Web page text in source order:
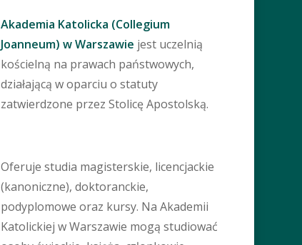
Akademia Katolicka (Collegium
Joanneum) w Warszawie jest uczelnią
kościelną na prawach państwowych,
działającą w oparciu o statuty
zatwierdzone przez Stolicę Apostolską.
Oferuje studia magisterskie, licencjackie
(kanoniczne), doktoranckie,
podyplomowe oraz kursy. Na Akademii
Katolickiej w Warszawie mogą studiować